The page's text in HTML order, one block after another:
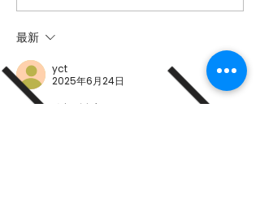
石英石板材的美學與耐用
最新
yct
2025年6月24日
Connie以閱讀完畢